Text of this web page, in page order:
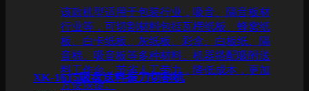
该款机型适用于包装行业，吸音、隔音板材
行业等，可切割材料包括瓦楞纸板、蜂窝纸
板、白卡纸板、灰纸板、彩盒、白板纸、隔
音棉、吸音板等多种材料。机器搭配吸附送
料工作台，节省人工劳力，降低成本，更加
方便快捷。
XK-1615吸盘送料振刀切割机